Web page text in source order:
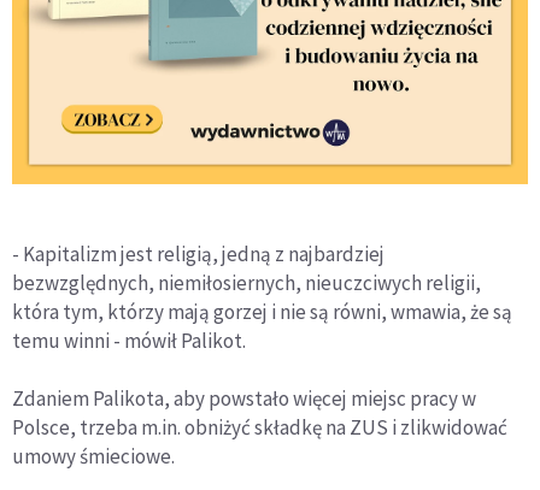
- Kapitalizm jest religią, jedną z najbardziej
bezwzględnych, niemiłosiernych, nieuczciwych religii,
która tym, którzy mają gorzej i nie są równi, wmawia, że są
temu winni - mówił Palikot.
Zdaniem Palikota, aby powstało więcej miejsc pracy w
Polsce, trzeba m.in. obniżyć składkę na ZUS i zlikwidować
umowy śmieciowe.